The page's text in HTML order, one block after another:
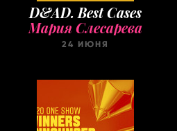
D&AD. Best Cases
Мария Слесарева
24 ИЮНЯ